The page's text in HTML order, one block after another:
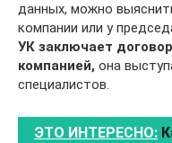
данных, можно
компании или у
УК заключает
компанией, она
специалистов.
ЭТО ИНТЕРЕСНО: